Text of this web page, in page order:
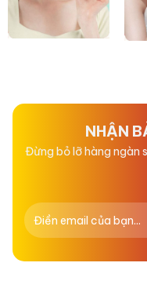
NHẬN
Đừng bỏ lỡ hàng ngàn